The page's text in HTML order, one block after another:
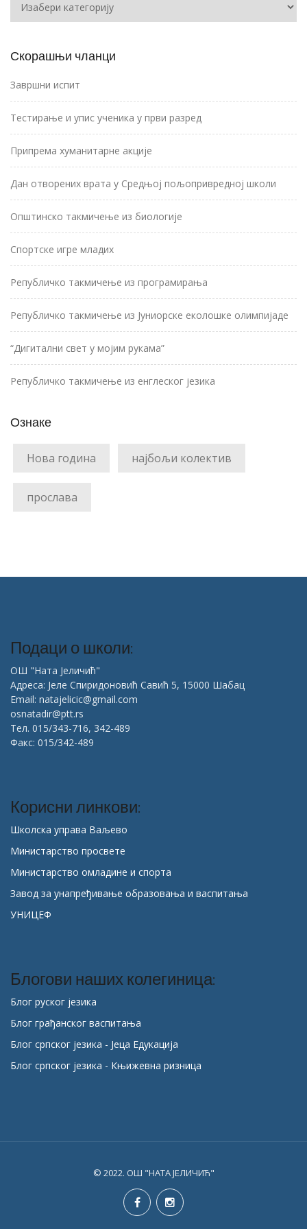
Скорашњи чланци
Завршни испит
Тестирање и упис ученика у први разред
Припрема хуманитарне акције
Дан отворених врата у Средњој пољопривредној школи
Општинско такмичење из биологије
Спортске игре младих
Републичко такмичење из програмирања
Републичко такмичење из Јуниорске еколошке олимпијаде
“Дигитални свет у мојим рукама”
Републичко такмичење из енглеског језика
Ознаке
Нова година најбољи колектив
прослава
Подаци о школи:
ОШ "Ната Јеличић"
Адреса: Јеле Спиридоновић Савић 5, 15000 Шабац
Email: natajelicic@gmail.com
osnatadir@ptt.rs
Тел. 015/343-716, 342-489
Факс: 015/342-489
Корисни линкови:
Школска управа Ваљево
Министарство просвете
Министарство омладине и спорта
Завод за унапређивање образовања и васпитања
УНИЦЕФ
Блогови наших колегиница:
Блог руског језика
Блог грађанског васпитања
Блог српског језика - Јеца Едукација
Блог српског језика - Књижевна ризница
© 2022. ОШ "НАТА ЈЕЛИЧИЋ"